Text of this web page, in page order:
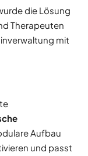
die Lösung
Therapeuten
mit
Aufbau
und passt